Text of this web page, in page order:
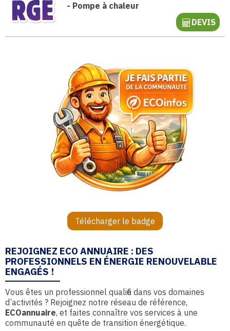
- Pompe à chaleur
DEVIS
Télécharger le badge
REJOIGNEZ ECO ANNUAIRE : DES
PROFESSIONNELS EN ÉNERGIE RENOUVELABLE
ENGAGÉS !
Vous êtes un professionnel qualifié dans vos domaines
d’activités ? Rejoignez notre réseau de référence,
ECOannuaire, et faites connaître vos services à une
communauté en quête de transition énergétique.